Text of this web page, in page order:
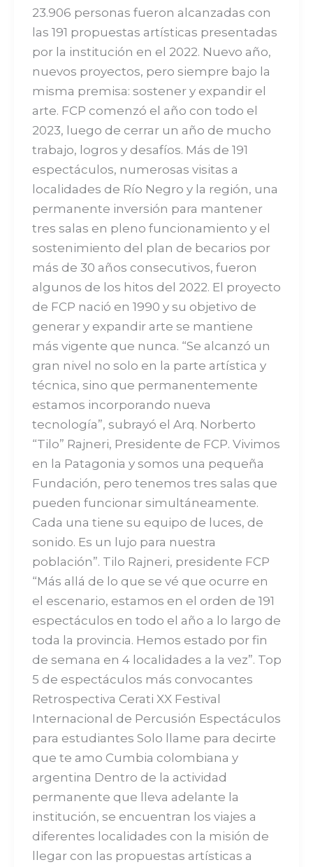
23.906 personas fueron alcanzadas con
las 191 propuestas artísticas presentadas
por la institución en el 2022. Nuevo año,
nuevos proyectos, pero siempre bajo la
misma premisa: sostener y expandir el
arte. FCP comenzó el año con todo el
2023, luego de cerrar un año de mucho
trabajo, logros y desafíos. Más de 191
espectáculos, numerosas visitas a
localidades de Río Negro y la región, una
permanente inversión para mantener
tres salas en pleno funcionamiento y el
sostenimiento del plan de becarios por
más de 30 años consecutivos, fueron
algunos de los hitos del 2022. El proyecto
de FCP nació en 1990 y su objetivo de
generar y expandir arte se mantiene
más vigente que nunca. “Se alcanzó un
gran nivel no solo en la parte artística y
técnica, sino que permanentemente
estamos incorporando nueva
tecnología”, subrayó el Arq. Norberto
“Tilo” Rajneri, Presidente de FCP. Vivimos
en la Patagonia y somos una pequeña
Fundación, pero tenemos tres salas que
pueden funcionar simultáneamente.
Cada una tiene su equipo de luces, de
sonido. Es un lujo para nuestra
población”. Tilo Rajneri, presidente FCP
“Más allá de lo que se vé que ocurre en
el escenario, estamos en el orden de 191
espectáculos en todo el año a lo largo de
toda la provincia. Hemos estado por fin
de semana en 4 localidades a la vez”. Top
5 de espectáculos más convocantes
Retrospectiva Cerati XX Festival
Internacional de Percusión Espectáculos
para estudiantes Solo llame para decirte
que te amo Cumbia colombiana y
argentina Dentro de la actividad
permanente que lleva adelante la
institución, se encuentran los viajes a
diferentes localidades con la misión de
llegar con las propuestas artísticas a